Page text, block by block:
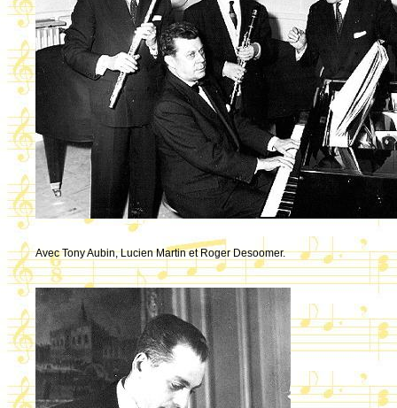
Avec Tony Aubin, Lucien Martin et Roger Desoomer.